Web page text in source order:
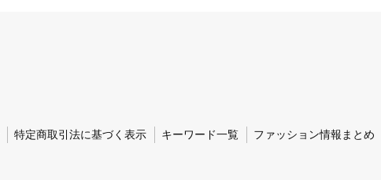
特定商取引法に基づく表示 キーワード一覧 ファッション情報まとめ